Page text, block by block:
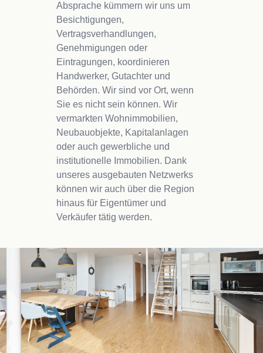
Absprache kümmern wir uns um
Besichtigungen,
Vertragsverhandlungen,
Genehmigungen oder
Eintragungen, koordinieren
Handwerker, Gutachter und
Behörden. Wir sind vor Ort, wenn
Sie es nicht sein können. Wir
vermarkten Wohnimmobilien,
Neubauobjekte, Kapitalanlagen
oder auch gewerbliche und
institutionelle Immobilien. Dank
unseres ausgebauten Netzwerks
können wir auch über die Region
hinaus für Eigentümer und
Verkäufer tätig werden.